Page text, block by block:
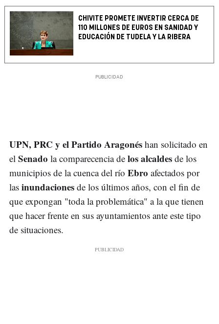
CHIVITE PROMETE INVERTIR CERCA DE
110 MILLONES DE EUROS EN SANIDAD Y
EDUCACIÓN DE TUDELA Y LA RIBERA
UPN, PRC y el Partido Aragonés han solicitado en
el Senado la comparecencia de los alcaldes de los
municipios de la cuenca del río Ebro afectados por
las inundaciones de los últimos años, con el fin de
que expongan "toda la problemática" a la que tienen
que hacer frente en sus ayuntamientos ante este tipo
de situaciones.